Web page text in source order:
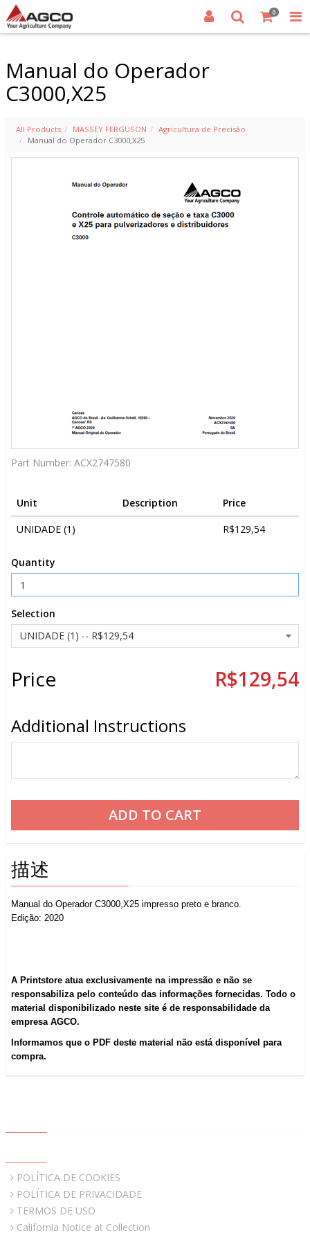
0
Manual do Operador
C3000,X25
All Products MASSEY FERGUSON
Agricultura de Precisão
Manual do Operador C3000,X25
Part Number: ACX2747580
Unit Description
Price
UNIDADE (1)
R$129,54
Quantity
Selection
Price R$129,54
Additional Instructions
描述
Manual do Operador C3000,X25 impresso preto e branco.
Edição: 2020
A Printstore atua exclusivamente na impressão e não se
responsabiliza pelo conteúdo das informações fornecidas. Todo o
material disponibilizado neste site é de responsabilidade da
empresa AGCO.
Informamos que o PDF deste material não está disponível para
compra.
POLÍTICA DE COOKIES
POLÍTICA DE PRIVACIDADE
TERMOS DE USO
California Notice at Collection